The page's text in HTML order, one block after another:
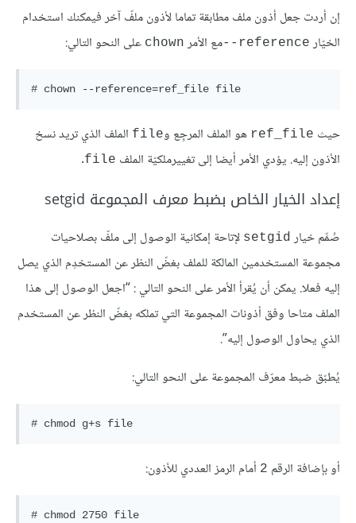
إن أردت جعل أذون ملف مطابقة تماما لأذون ملفّ آخر فيمكنك استخدام
الخيّار reference-- مع الأمر chown على النحو التالي:
# chown --reference=ref_file file
حيث ref_file هو الملف المرجِع وfile الملف الذي تريد نسخ
الأذون إليه. يؤدي الأمر أيضا إلى تغييرملكيّة الملف file
.
إعداد الخيار الخاص بضبط معرف المجموعة setgid
صُمِّم خيار setgid لإتاحة إمكانية الوصول إلى ملفّ بصلاحيات
مجموعة المستخدمين المالكة للملف بغضّ النظر عن المستخدِم الذي يصل
إليه فعلا. يمكن أن يُقرأ الأمر على النحو التالي : “اجعل الوصول إلى هذا
الملف متاحا وفق أذونات المجموعة التي تملكه بغضّ النظر عن المستخدم
الذي يحاول الوصول إليه”.
يُطبّق ضبط معرّف المجموعة على النحو التالي:
# chmod g+s file
أو بإضافة الرقم 2 أمام الرمز العددي للأذون:
# chmod 2750 file